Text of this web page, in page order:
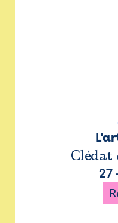
Clédat
27